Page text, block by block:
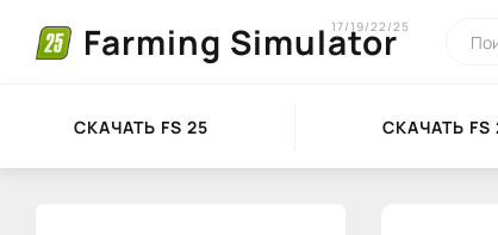
Farming Simulator
17/19/22/25
СКАЧАТЬ FS 25 СКАЧАТЬ FS